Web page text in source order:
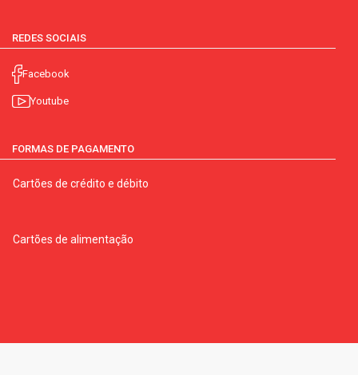
REDES SOCIAIS
Facebook
Youtube
FORMAS DE PAGAMENTO
Cartões de crédito e débito
Cartões de alimentação